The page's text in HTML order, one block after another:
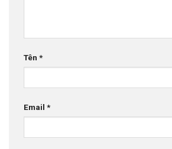
Tên *
Email *